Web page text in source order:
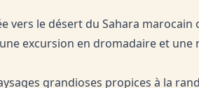
vers le désert du Sahara
excursion en dromadaire et
grandioses propices à la